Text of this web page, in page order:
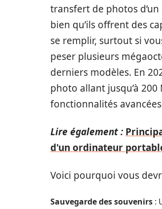
transfert de photos
bien qu’ils offrent des
se remplir, surtout si
peser plusieurs
derniers modèles. En
photo allant jusqu’à
fonctionnalités
Lire également :
d'un ordinateur
Voici pourquoi vous
Sauvegarde des souvenirs :